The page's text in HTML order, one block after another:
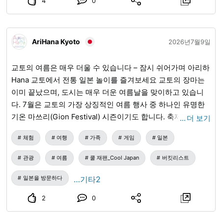
온시 #카미바야시 지구 #신락 #시로야마 텐만구 #시 무형 민
속 문화재 #전통 행사 #카미바야시 신악 보존회 #신악 봉납
AriHana Kyoto 2026년7월9일
교토의 여름은 매우 더울 수 있습니다 – 잠시 쉬어가며 아리하
Hana 교토에서 전통 일본 놀이를 즐겨보세요 교토의 장마는
이미 끝났으며, 도시는 매우 더운 여름날을 맞이하고 있습니
다. 7월은 교토의 가장 상징적인 여름 행사 중 하나인 유명한
기온 마쓰리(Gion Festival) 시즌이기도 합니다. 축제가 시작
되고 7월 14일부터 요이야마(Yoiyama) 저녁이 시작되면, 도
시는 방문객들로 더욱 활기차고 붐빕니다. 여름에 교토를 방
문하는 가족들은 종종 “예상보다 훨씬 덥네요” 또는 “어딜 가
나 사람이 많아요. 아이들과 함께 쉬면서 편안하게 지낼 수 있
는 조용한 곳이 있나요?”와 같은 의견을 들려줍니다. 특히 어
얼마나 어려울 수 있는지 진심으로 이해합니다. 이것이 바로
… 더 보기
체험 여행 가족 게임 일본
관광 여름 쿨 재팬_Cool Japan 버킷리스트
일본을 방문하다 …기타2
2 0